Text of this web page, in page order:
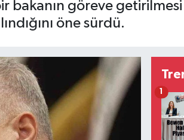
bakanın göreve getirilmesi
öne sürdü.